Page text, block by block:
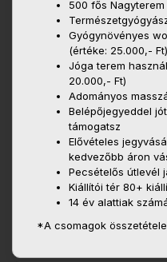
500 fős
Gyógynövényes
(értéke: 25.000,- Ft)
Jóga terem
20.000,- Ft)
Adományos
Belépőjegyeddel
támogatsz
Elővételes
kedvezőbb áron
Pecsételős útlevél
Kiállítói tér 80+
14 év alattiak
*A csomagok